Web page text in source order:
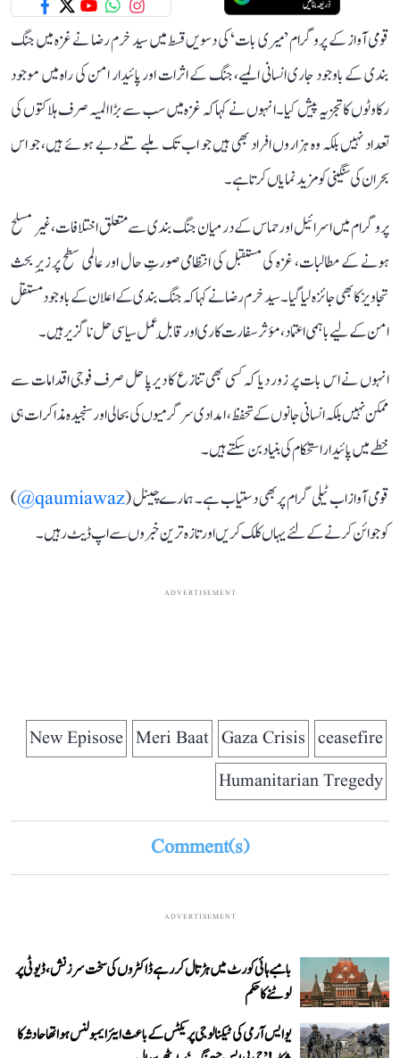
قومی آواز کے پروگرام ’میری بات‘ کی دسویں قسط میں سید خرم رضا نے غزہ میں جنگ
بندی کے باوجود جاری انسانی المیے، جنگ کے اثرات اور پائیدار امن کی راہ میں موجود
رکاوٹوں کا تجزیہ پیش کیا۔ انہوں نے کہا کہ غزہ میں سب سے بڑا المیہ صرف ہلاکتوں کی
تعداد نہیں بلکہ وہ ہزاروں افراد بھی ہیں جو اب تک ملبے تلے دبے ہوئے ہیں، جو اس
بحران کی سنگینی کو مزید نمایاں کرتا ہے۔
پروگرام میں اسرائیل اور حماس کے درمیان جنگ بندی سے متعلق اختلافات، غیر مسلح
ہونے کے مطالبات، غزہ کی مستقبل کی انتظامی صورتِ حال اور عالمی سطح پر زیرِ بحث
تجاویز کا بھی جائزہ لیا گیا۔ سید خرم رضا نے کہا کہ جنگ بندی کے اعلان کے باوجود مستقل
امن کے لیے باہمی اعتماد، مؤثر سفارت کاری اور قابلِ عمل سیاسی حل ناگزیر ہیں۔
انہوں نے اس بات پر زور دیا کہ کسی بھی تنازع کا دیرپا حل صرف فوجی اقدامات سے
ممکن نہیں بلکہ انسانی جانوں کے تحفظ، امدادی سرگرمیوں کی بحالی اور سنجیدہ مذاکرات ہی
خطے میں پائیدار استحکام کی بنیاد بن سکتے ہیں۔
قومی آواز اب ٹیلی گرام پر بھی دستیاب ہے۔ ہمارے چینل (qaumiawaz@
)
کو جوائن کرنے کے لئے یہاں کلک کریں اور تازہ ترین خبروں سے اپ ڈیٹ رہیں۔
ADVERTISEMENT
ceasefire
Gaza Crisis
Meri Baat
New Episose
Humanitarian Tregedy
Comment(s)
ADVERTISEMENT
بامبے ہائی کورٹ میں ہڑتال کر رہے ڈاکٹروں کی سخت سرزنش، ڈیوٹی پر
لوٹنے کا حکم
یو ایس آرمی کی ٹیکنالوجی پریکٹس کے باعث ایئر ایمبولنس ہوا تھا حادثہ کا